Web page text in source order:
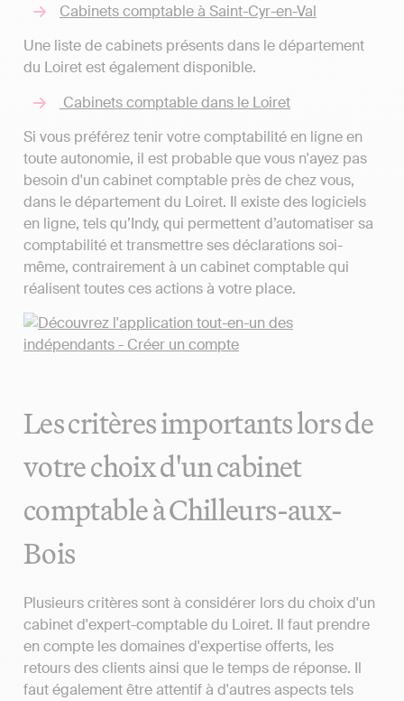
Cabinets comptable à Saint-Cyr-en-Val
Une liste de cabinets présents dans le département
du Loiret est également disponible.
Cabinets comptable dans le Loiret
Si vous préférez tenir votre comptabilité en ligne en
toute autonomie, il est probable que vous n'ayez pas
besoin d'un cabinet comptable près de chez vous,
dans le département du Loiret. Il existe des logiciels
en ligne, tels qu’Indy, qui permettent d’automatiser sa
comptabilité et transmettre ses déclarations soi-
même, contrairement à un cabinet comptable qui
réalisent toutes ces actions à votre place.
Les critères importants lors de
votre choix d'un cabinet
comptable à Chilleurs-aux-
Bois
Plusieurs critères sont à considérer lors du choix d'un
cabinet d'expert-comptable du Loiret. Il faut prendre
en compte les domaines d'expertise offerts, les
retours des clients ainsi que le temps de réponse. Il
faut également être attentif à d'autres aspects tels